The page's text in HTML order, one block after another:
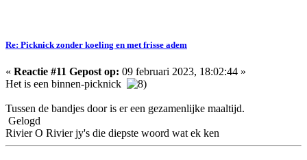
Re: Picknick zonder koeling en met frisse adem
« Reactie #11 Gepost op: 09 februari 2023, 18:02:44 »
Het is een binnen-picknick
Tussen de bandjes door is er een gezamenlijke maaltijd.
Gelogd
Rivier O Rivier jy's die diepste woord wat ek ken